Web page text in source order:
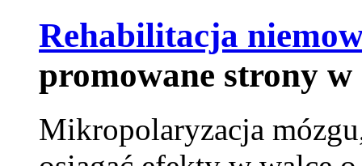
Rehabilitacja
promowane strony
Mikropolaryzacja